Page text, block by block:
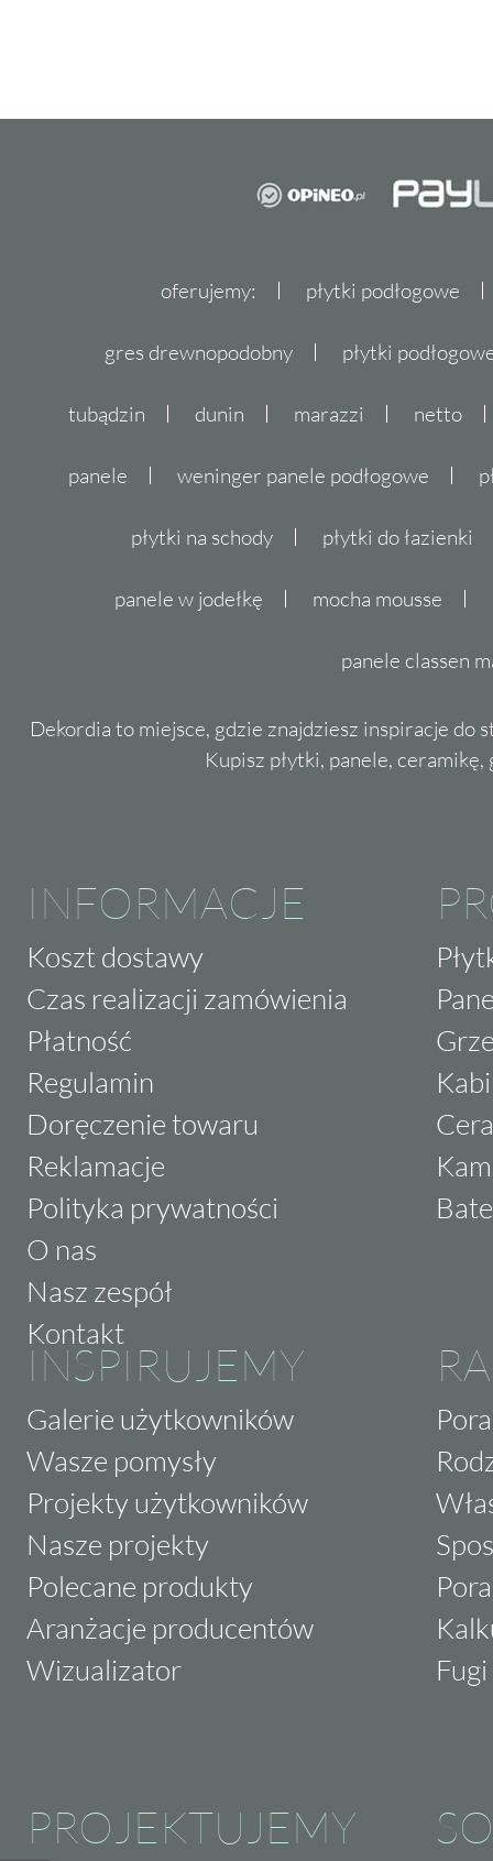
oferujemy: płytki podłogowe
gres drewnopodobny płytki
tubądzin dunin marazzi netto
panele weninger panele podłogowe
płytki na schody płytki do łazienki
panele w jodełkę mocha mousse
panele classen
Dekordia to miejsce, gdzie znajdziesz inspiracje do
Kupisz płytki, panele,
INFORMACJE
Koszt dostawy
Czas realizacji zamówienia
Płatność
Regulamin
Doręczenie towaru
Reklamacje
Polityka prywatności
O nas
Nasz zespół
Kontakt
INSPIRUJEMY
Galerie użytkowników
Wasze pomysły
Projekty użytkowników
Nasze projekty
Polecane produkty
Aranżacje producentów
Wizualizator
PROJEKTUJEMY